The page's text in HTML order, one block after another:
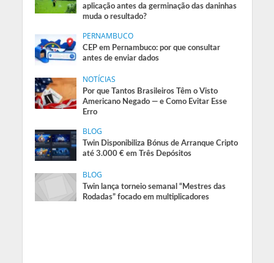
aplicação antes da germinação das daninhas
muda o resultado?
PERNAMBUCO
CEP em Pernambuco: por que consultar
antes de enviar dados
NOTÍCIAS
Por que Tantos Brasileiros Têm o Visto
Americano Negado — e Como Evitar Esse
Erro
BLOG
Twin Disponibiliza Bónus de Arranque Cripto
até 3.000 € em Três Depósitos
BLOG
Twin lança torneio semanal “Mestres das
Rodadas” focado em multiplicadores